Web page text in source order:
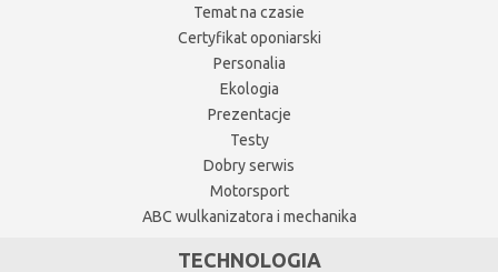
Temat na czasie
Certyfikat oponiarski
Personalia
Ekologia
Prezentacje
Testy
Dobry serwis
Motorsport
ABC wulkanizatora i mechanika
TECHNOLOGIA